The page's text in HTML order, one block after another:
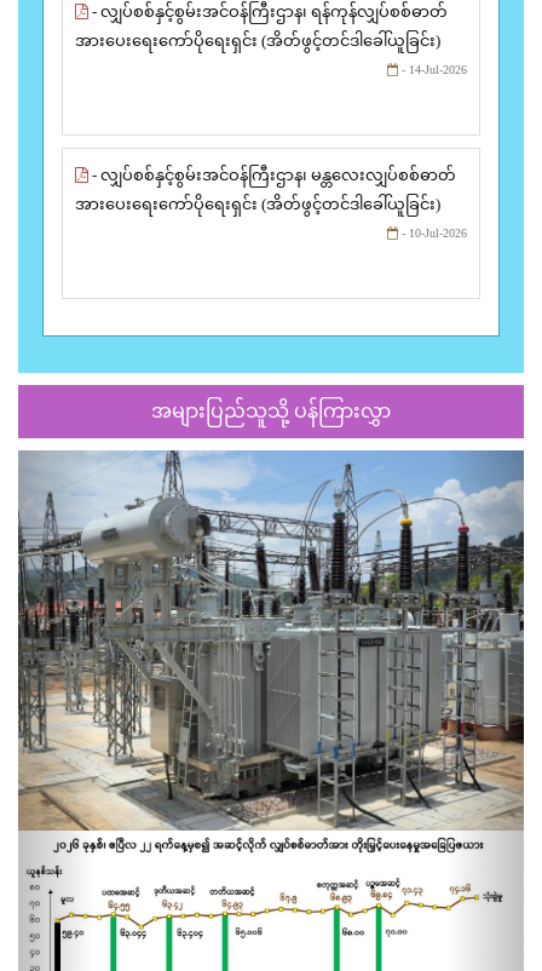
- လျှပ်စစ်နှင့်စွမ်းအင်ဝန်ကြီးဌာန၊ ရန်ကုန်လျှပ်စစ်ဓာတ်
အားပေးရေးကော်ပိုရေးရှင်း (အိတ်ဖွင့်တင်ဒါခေါ်ယူခြင်း)
- 14-Jul-2026
- လျှပ်စစ်နှင့်စွမ်းအင်ဝန်ကြီးဌာန၊ မန္တလေးလျှပ်စစ်ဓာတ်
အားပေးရေးကော်ပိုရေးရှင်း (အိတ်ဖွင့်တင်ဒါခေါ်ယူခြင်း)
- 10-Jul-2026
အများပြည်သူသို့ ပန်ကြားလွှာ
Previous